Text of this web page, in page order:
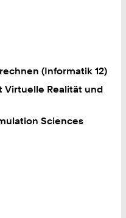
(Informatik 12)
Virtuelle Realität und
Sciences